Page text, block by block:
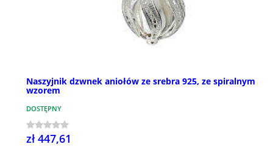
Naszyjnik dzwnek aniołów ze srebra 925, ze spiralnym
wzorem
DOSTĘPNY
zł 447,61